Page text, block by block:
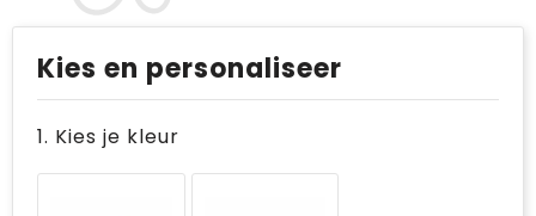
Kies en personaliseer
1. Kies je kleur